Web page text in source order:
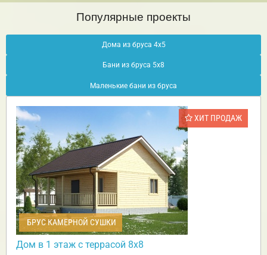
Популярные проекты
Дома из бруса 4х5
Бани из бруса 5х8
Маленькие бани из бруса
ХИТ ПРОДАЖ
БРУС КАМЕРНОЙ СУШКИ
Дом в 1 этаж с террасой 8х8